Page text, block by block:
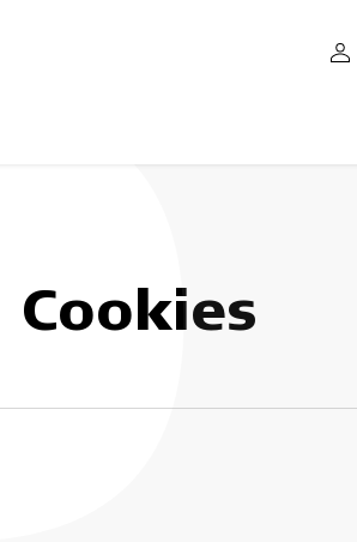
Cookies